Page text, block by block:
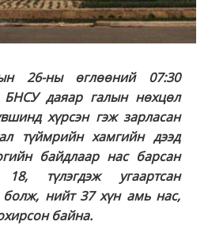
26-ны өглөөний 07:30
БНСУ даяар галын нөхцөл
хүрсэн гэж зарласан
түймрийн хамгийн дээд
байдлаар нас барсан
түлэгдэж угаартсан
нийт 37 хүн амь нас,
байна.